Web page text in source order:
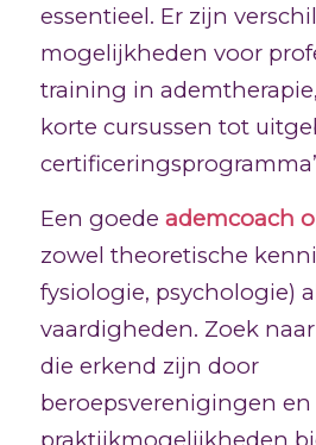
essentieel. Er zijn
mogelijkheden voor
training in
korte cursussen tot
Een goede ademcoach
zowel theoretische
fysiologie, psychologie)
vaardigheden. Zoek
die erkend zijn door
beroepsverenigingen